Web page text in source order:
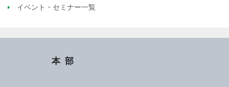
イベント・セミナー一覧
本部